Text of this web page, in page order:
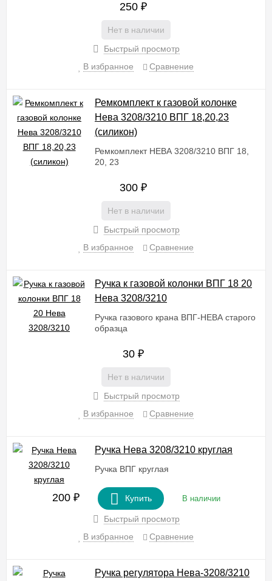
250 ₽
Нет в наличии
Быстрый просмотр
В избранное
Сравнение
Ремкомплект к газовой колонке
Нева 3208/3210 ВПГ 18,20,23
(силикон)
Ремкомплект НЕВА 3208/3210 ВПГ 18,
20, 23
300 ₽
Нет в наличии
Быстрый просмотр
В избранное
Сравнение
Ручка к газовой колонки ВПГ 18 20
Нева 3208/3210
Ручка газового крана ВПГ-НЕВА старого
образца
30 ₽
Нет в наличии
Быстрый просмотр
В избранное
Сравнение
Ручка Нева 3208/3210 круглая
Ручка ВПГ круглая
200 ₽ Купить В наличии
Быстрый просмотр
В избранное
Сравнение
Ручка регулятора Нева-3208/3210